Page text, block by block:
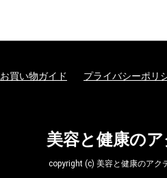
お買い物ガイド プライバシーポリ
美容と健康の
copyright (c) 美容と健康のアク